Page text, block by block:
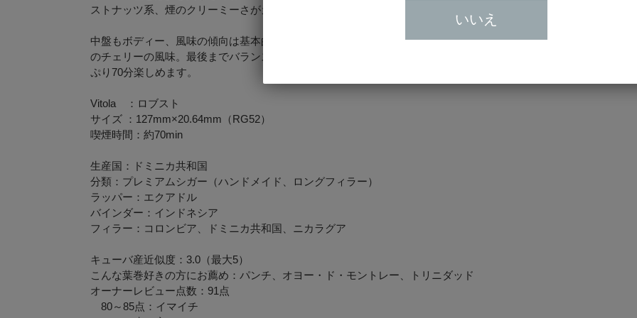
ストナッツ系、煙のクリーミーさがカプチーノをイメージさせます。
中盤もボディー、風味の傾向は基本的に変わらずですが、甘みが若干強くなり、シロップ漬け
のチェリーの風味。最後までバランスの良さが続き、苦み、えぐみが表れることもなく、たっ
ぷり70分楽しめます。
Vitola ：ロブスト
サイズ ：127mm×20.64mm（RG52）
喫煙時間：約70min
生産国：ドミニカ共和国
分類：プレミアムシガー（ハンドメイド、ロングフィラー）
ラッパー：エクアドル
バインダー：インドネシア
フィラー：コロンビア、ドミニカ共和国、ニカラグア
キューバ産近似度：3.0（最大5）
こんな葉巻好きの方にお薦め：パンチ、オヨー・ド・モントレー、トリニダッド
オーナーレビュー点数：91点
80～85点：イマイチ
いいえ